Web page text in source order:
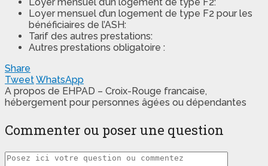
Loyer mensuel d’un logement de type F2 pour les
bénéficiaires de l’ASH:
Tarif des autres prestations:
Autres prestations obligatoire :
Share
TweetWhatsApp
A propos de EHPAD – Croix-Rouge francaise,
hébergement pour personnes âgées ou dépendantes
Commenter ou poser une question